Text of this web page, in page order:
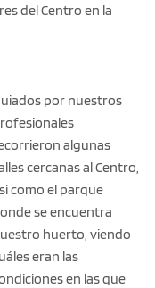
del Centro en la
por nuestros
algunas
cercanas al Centro,
como el parque
se encuentra
huerto, viendo
eran las
en las que